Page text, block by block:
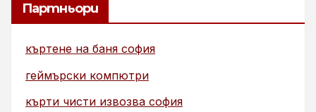
Партньори
къртене на баня софия
геймърски компютри
кърти чисти извозва софия